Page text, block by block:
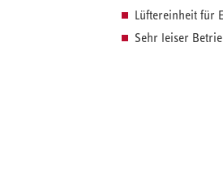
Lüftereinheit für
Sehr leiser